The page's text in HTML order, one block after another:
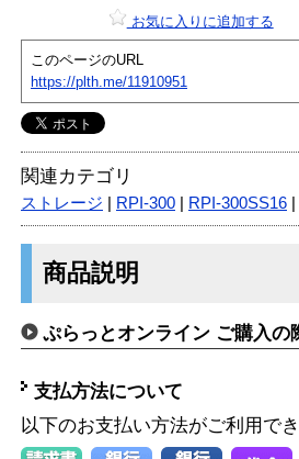
お気に入りに追加する
このページのURL
https://plth.me/11910951
関連カテゴリ
ストレージ RPI-300 RPI-300SS16
商品説明
ぷらっとオンライン ご購入の
支払方法について
以下のお支払い方法がご利用で